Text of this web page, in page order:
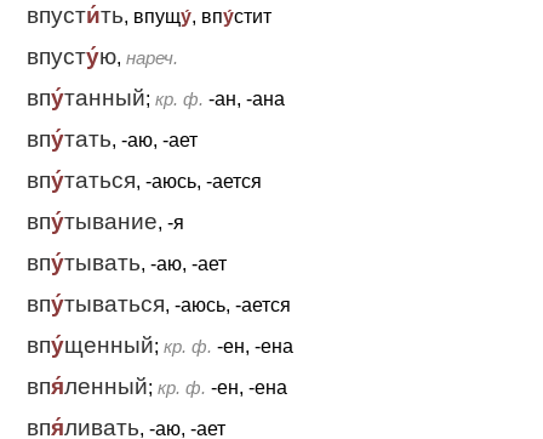
впусти́ть, впущу́, впу́стит
впусту́ю, нареч.
впу́танный; кр. ф. -ан, -ана
впу́тать, -аю, -ает
впу́таться, -аюсь, -ается
впу́тывание, -я
впу́тывать, -аю, -ает
впу́тываться, -аюсь, -ается
впу́щенный; кр. ф. -ен, -ена
впя́ленный; кр. ф. -ен, -ена
впя́ливать, -аю, -ает